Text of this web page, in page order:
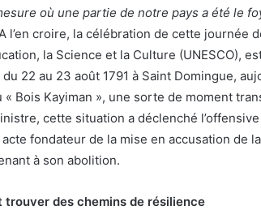
où une partie de notre pays a été le
l’en croire, la célébration de cette journée
la Science et la Culture (UNESCO),
22 au 23 août 1791 à Saint Domingue,
Bois Kayiman », une sorte de moment
cette situation a déclenché
fondateur de la mise en accusation de
à son abolition.
trouver des chemins de résilience